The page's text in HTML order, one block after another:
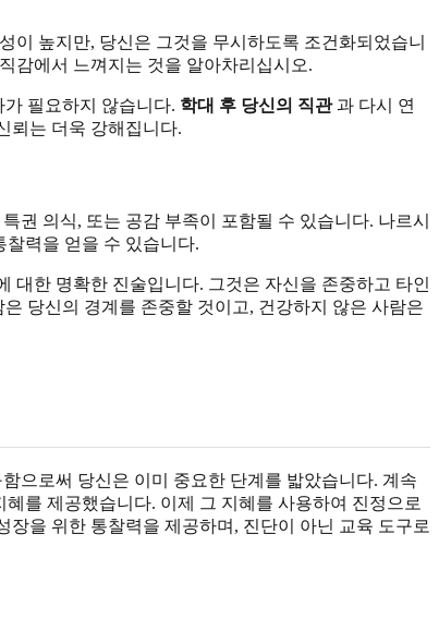
이 높지만, 당신은 그것을 무시하도록 조건화되었습니
감에서 느껴지는 것을 알아차리십시오.
필요하지 않습니다. 학대 후 당신의 직관과 다시 연
뢰는 더욱 강해집니다.
권 의식, 또는 공감 부족이 포함될 수 있습니다. 나르시
력을 얻을 수 있습니다.
대한 명확한 진술입니다. 그것은 자신을 존중하고 타인
당신의 경계를 존중할 것이고, 건강하지 않은 사람은
으로써 당신은 이미 중요한 단계를 밟았습니다. 계속
를 제공했습니다. 이제 그 지혜를 사용하여 진정으로
장을 위한 통찰력을 제공하며, 진단이 아닌 교육 도구로